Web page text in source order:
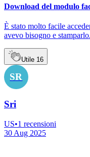
Download del modulo
È stato molto facile
avevo bisogno e stamparlo.
Utile 16
SR
Sri
US•1 recensioni
30 Aug 2025